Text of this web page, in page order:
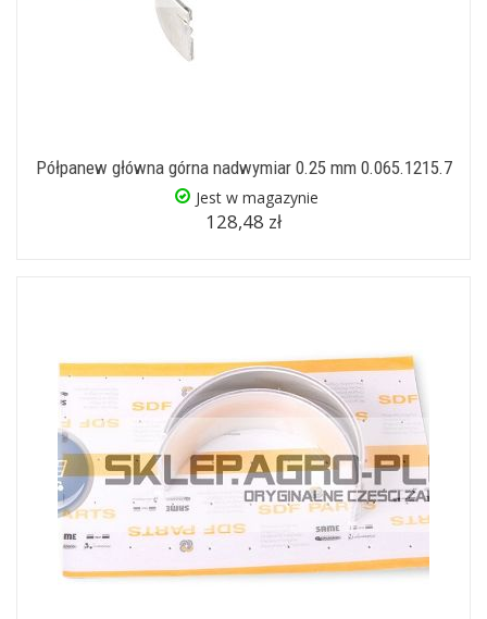
Półpanew główna górna nadwymiar 0.25 mm 0.065.1215.7
Jest w magazynie
128,48 zł